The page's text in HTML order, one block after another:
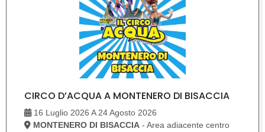
CIRCO D’ACQUA A MONTENERO DI BISACCIA
16 Luglio 2026 A 24 Agosto 2026
MONTENERO DI BISACCIA - Area adiacente centro